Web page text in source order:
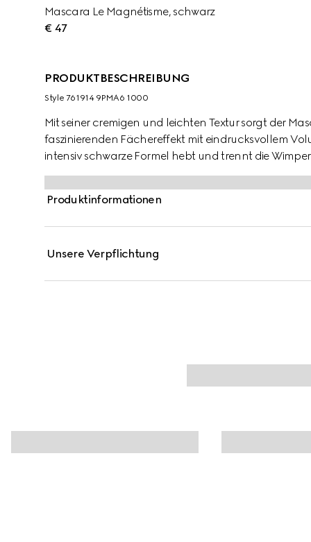
Mascara Le Magnétisme, schwarz
€ 47
PRODUKTBESCHREIBUNG
Style ‎761914 9PMA6 1000
Mit seiner cremigen und leichten Textur sorgt der
faszinierenden Fächereffekt mit eindrucksvollem
intensiv schwarze Formel hebt und trennt die
schwarze Hülse wird von goldfarbenen Details wie
akzentuiert, wodurch der Mascara zu einem wahren
Produktinformationen
Unsere Verpflichtung